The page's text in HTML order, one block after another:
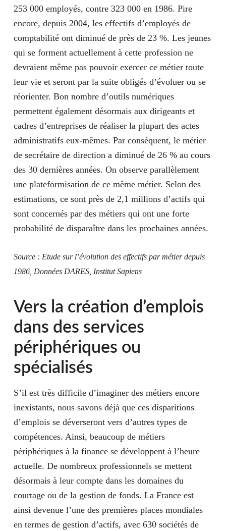
253 000 employés, contre 323 000 en 1986. Pire
encore, depuis 2004, les effectifs d’employés de
comptabilité ont diminué de près de 23 %. Les jeunes
qui se forment actuellement à cette profession ne
devraient même pas pouvoir exercer ce métier toute
leur vie et seront par la suite obligés d’évoluer ou se
réorienter. Bon nombre d’outils numériques
permettent également désormais aux dirigeants et
cadres d’entreprises de réaliser la plupart des actes
administratifs eux-mêmes. Par conséquent, le métier
de secrétaire de direction a diminué de 26 % au cours
des 30 dernières années. On observe parallèlement
une plateformisation de ce même métier. Selon des
estimations, ce sont près de 2,1 millions d’actifs qui
sont concernés par des métiers qui ont une forte
probabilité de disparaître dans les prochaines années.
Source: Etude sur l’évolution des effectifs par métier depuis
1986, Données DARES, Institut Sapiens
Vers la création d’emplois
dans des services
périphériques ou
spécialisés
S’il est très difficile d’imaginer des métiers encore
inexistants, nous savons déjà que ces disparitions
d’emplois se déverseront vers d’autres types de
compétences. Ainsi, beaucoup de métiers
périphériques à la finance se développent à l’heure
actuelle. De nombreux professionnels se mettent
désormais à leur compte dans les domaines du
courtage ou de la gestion de fonds. La France est
ainsi devenue l’une des premières places mondiales
en termes de gestion d’actifs, avec 630 sociétés de